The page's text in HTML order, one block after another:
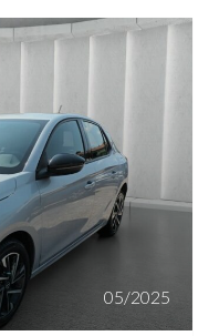
05/2025